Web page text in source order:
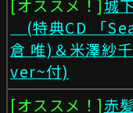
[オススメ！]城
(特典CD 「
倉 唯)＆米澤紗
ver~付)
[オススメ！]赤